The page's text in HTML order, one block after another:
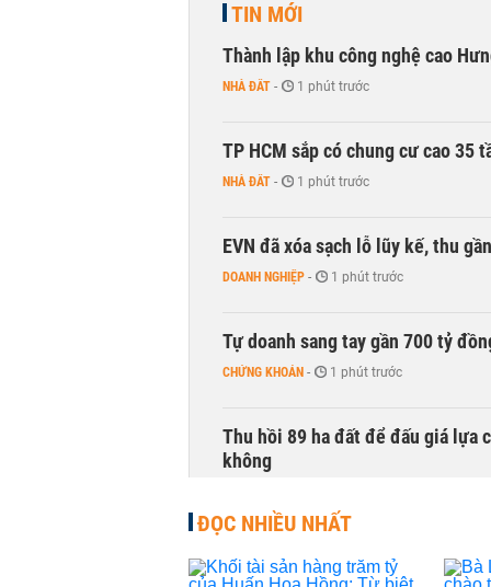
TIN MỚI
Thành lập khu công nghệ cao
NHÀ ĐẤT - 1 phút trước
TP HCM sắp có chung cư cao 35
NHÀ ĐẤT - 1 phút trước
EVN đã xóa sạch lỗ lũy kế, thu
DOANH NGHIỆP - 1 phút trước
Tự doanh sang tay gần 700 tỷ
CHỨNG KHOÁN - 1 phút trước
Thu hồi 89 ha đất để đấu giá lựa
không
Dòng tiền ngoại bất ngờ trở lại
ĐỌC NHIỀU NHẤT